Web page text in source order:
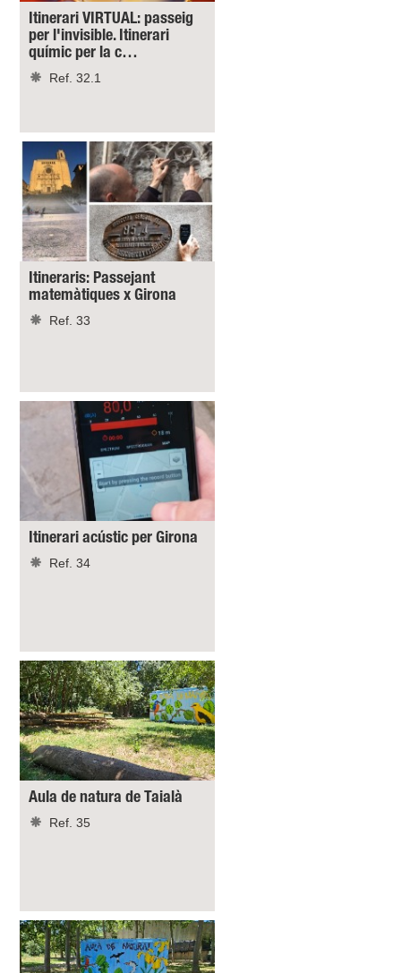
Itinerari VIRTUAL: passeig
per l'invisible. Itinerari
químic per la c…
Ref. 32.1
Itineraris: Passejant
matemàtiques x Girona
Ref. 33
Itinerari acústic per Girona
Ref. 34
Aula de natura de Taialà
Ref. 35